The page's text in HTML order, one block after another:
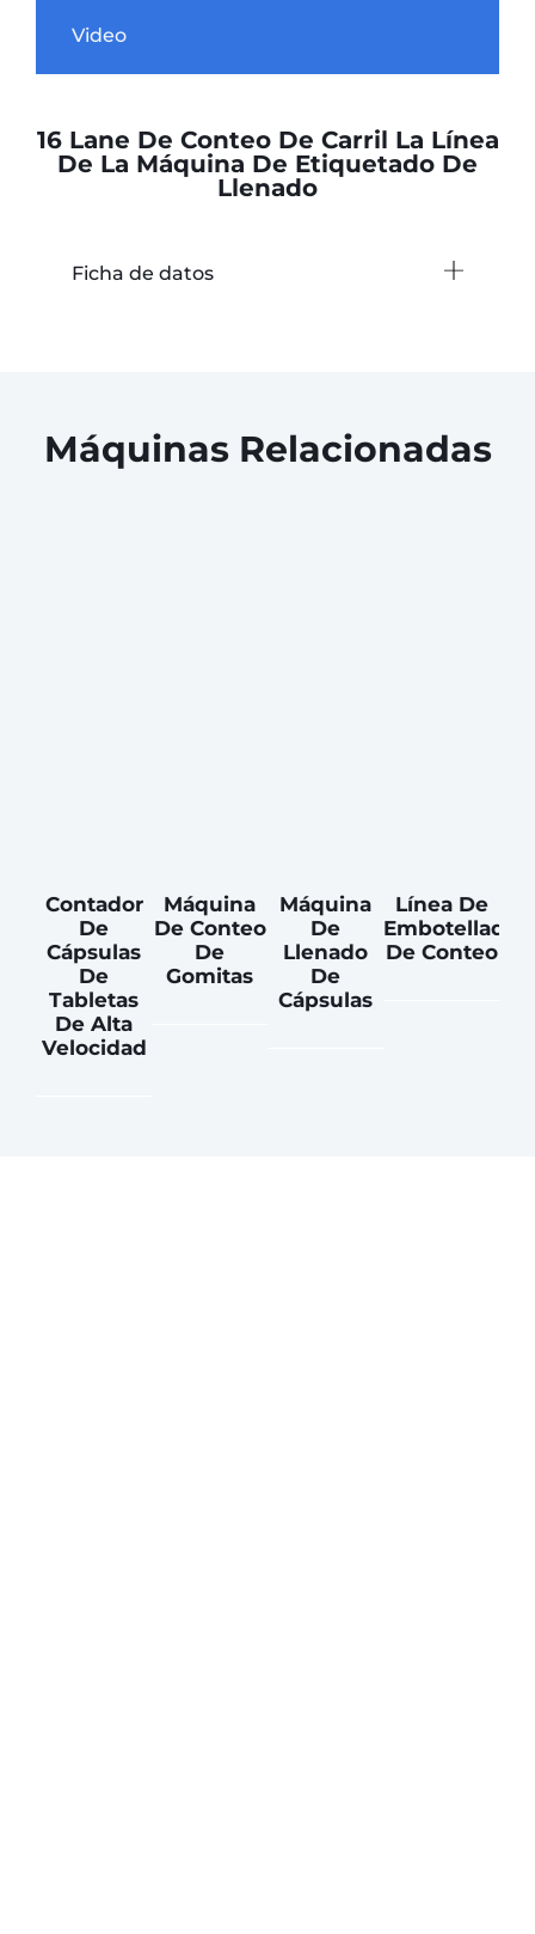
Video
16 Lane De Conteo De Carril La Línea
De La Máquina De Etiquetado De
Llenado
Ficha de datos
Máquinas Relacionadas
Contador
De
Cápsulas
De
Tabletas
De Alta
Velocidad
Máquina
De Conteo
De
Gomitas
Máquina
De
Llenado
De
Cápsulas
Línea De
Embotellado
De Conteo